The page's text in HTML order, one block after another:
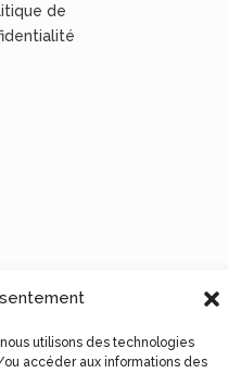
utilisons des technologies
accéder aux informations des
de